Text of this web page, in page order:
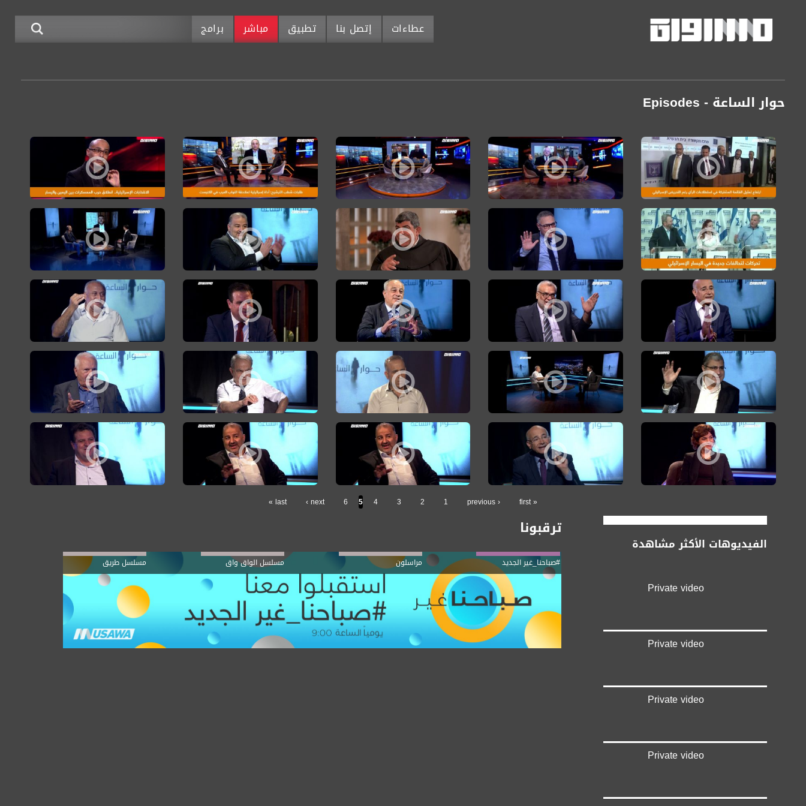
عطاءات إتصل بنا تطبيق مباشر برامج
حوار الساعة - Episodes
ارتفاع تمثيل القائمة المشتركة في استطلاعات الرأي رغم التحريض الإسرائيلي ،الكاملة،حوارالساعة 14.02.20
اسرائيل تحمل الفلسطينيين ارتفاع حدة التوتر بعد اعلان صفقة القرن ،الكاملة،حوارالساعة 07.02.20صفقة القرن: ترحيب كبير في اليمين الإسرائيلي وتشكيك بالتوقيت والجدوى بالمقابل،حوارالساعة31.01.20
دعوة من الادارة الامريكية لنتنياهو وغانتس إلى واشنطن قبيل عرض صفقة
الانتخابات الإسرائيلية انطلاق حرب
تحركات لعقد تحالفات جديدة.. في أحزاب اليسار الإسرائيلي،أيمن عودة،عيسوي فريج،حوارالساعة20.01.20
د. امطانس شحادة: المشتركة ليست للتجمع أو الجبهة فقط ونرفض أن نكون في جيبة أحد،حوارالساعة27.12
الأب إبراهيم فلتس:واجبنا بث الأمل في نفوس الناس حتى تحقيق السلام وإنهاء الاحتلال،حوارالساعة20.12
د. منصور عباس: لا نركض وراء كحول لافان ومستعدون للانتخابات ،الكاملة،حوارالساعة 06.12.19
حوار الساعة: المشهد السياسي الإسرائيلي بعد
طلب الصانع: لا تناقض بين هويتنا الفلسطينية ومواطنتنا الكاملة في إسرائيل،الكاملة،حوارالساعة 15.11
الشيخ كامل ريان: تحميل القيادة العربية مسؤولية العنف للشرطة فقط هي كارثة!،حوارالساعة 01.11.19محمد دراوشة: هناك محاولة لشيطنة الأحزاب العربية وإقصائها من الشراكة بالقرار السياسي،حوارالساعة 25.10
أيمن عودة: التصويت هو أكبر عمل وطني الآن والمشتركة تخدم الجماهير،حوارالساعة ، 6.9.19 ،الكاملة،،مساواة
بروفيسور مصطفى كبها: نتوقع مسؤولية أكبر من
رضا جابر: العنف والإجرام نتيجة تآكل الحالة السياسية في المجتمع العربي،حوارالساعة ، 9.8.19، مساواةمحمد دراوشة: نسعى للمساواة الحقيقية والتأثير السياسي الجوهري ،حوارالساعة،19.7.2019، قناة مساواةمنصور دهامشة: نبذل كافة الجهود الأخيرة لإعادة تشكيل القائمة المشتركة ،حوارالساعة،16.7.2019
نظير مجلي: التأثير على القرار الإسرائيلي واجب وهناك فرصة حقيقية للعمل المشترك
محمد علي طه: لا خلاف على رئاسة المشتركة
تمار زاندبرغ: مشاركة العرب في التصويت ضرورية لإزاحة نتنياهو عن الحكم،حوارالساعة،7.4.2019طلب الصانع: نسعى لإقامة إطار سياسي عربي يهودي مشترك لتغيير قواعد اللعبة،حوارالساعة،14.6.2019
د. منصور عباس: نتائج الانتخابات لا تمثّل قوتنا الحقيقية وعلينا القيام بمراجعات شاملة,حوارالساعة،28.4
د. منصور عباس: نتائج الانتخابات لا تمثّل قوتنا الحقيقية وعلينا القيام بمراجعات
أيمن عودة: يجب وقف التراشق فورا والعمل على
Pages
« first
‹ previous
1
2
3
4
5
6
next ›
last »
ترقبونا
#صباحنا_غير الجديد مراسلون مسلسل الواق واق مسلسل طريق
الفيديوهات الأكثر مشاهدة
Private video
Private video
Private video
Private video